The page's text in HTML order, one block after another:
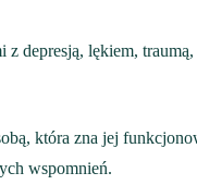
depresją, lękiem,
która zna jej
wspomnień.